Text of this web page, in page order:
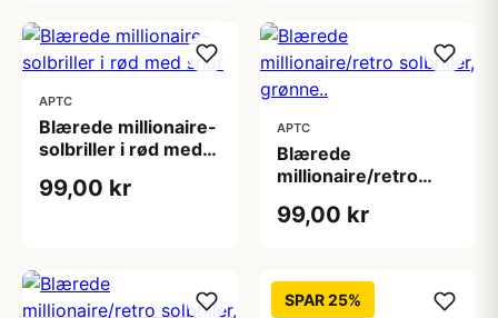
APTC
Blærede millionaire-
solbriller i rød med
99,00 kr
APTC
Blærede
millionaire/retro
99,00 kr
SPAR 25%